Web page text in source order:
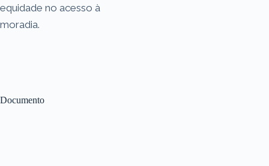
Documento
equidade no acesso à
moradia.